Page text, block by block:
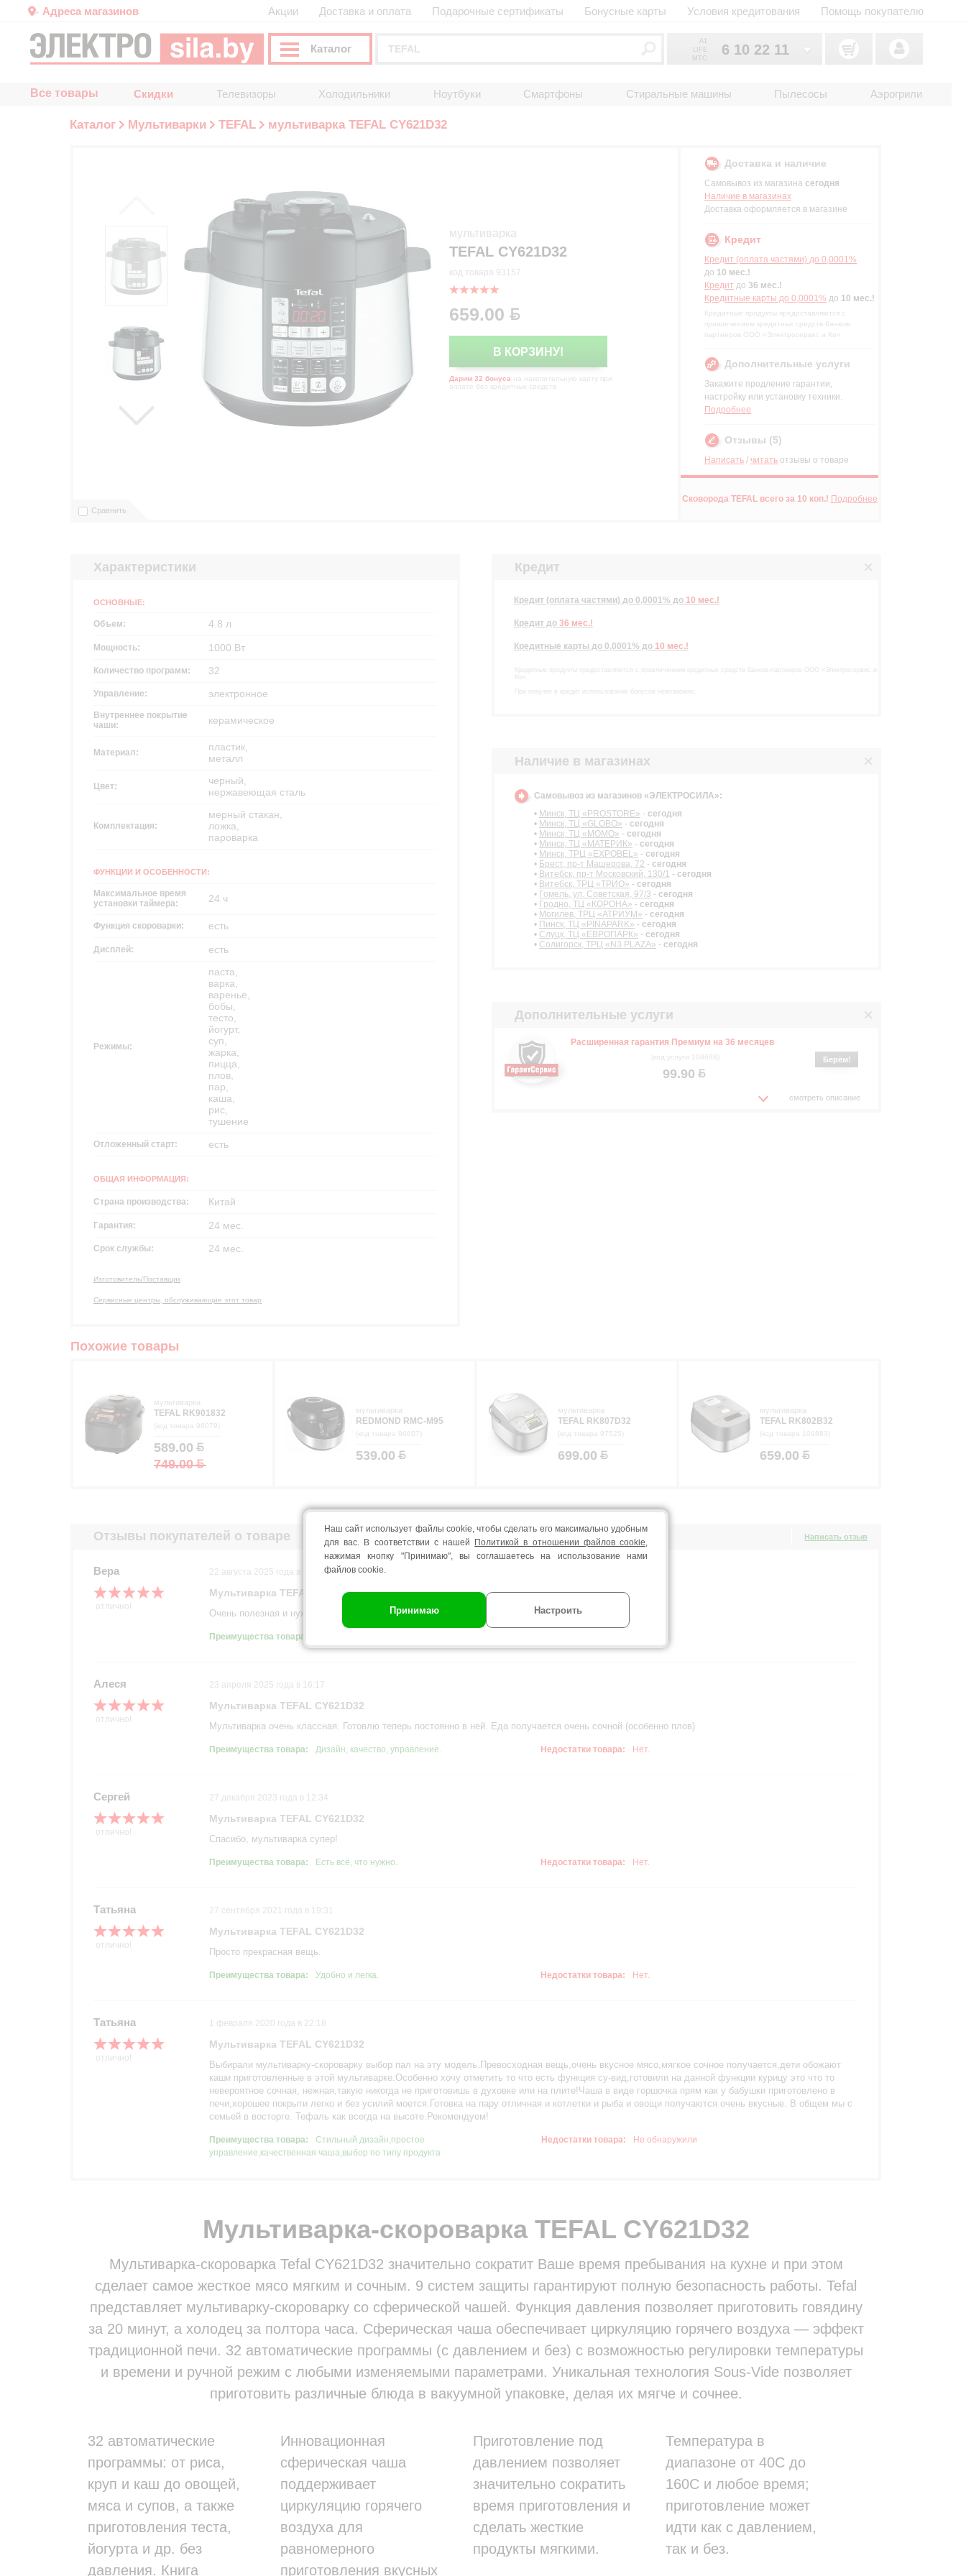
Адреса магазинов Акции Доставка и оплата Подарочные сертификаты Бонусные карты Условия кредитования Помощь покупателю
Каталог
A1
LIFE
MTC
6 10 22 11
Все товары Скидки Телевизоры Холодильники Ноутбуки Смартфоны Стиральные машины Пылесосы Аэрогрили
Каталог Мультиварки TEFAL мультиварка TEFAL CY621D32
Доставка и наличие
Самовывоз из магазина сегодня
Наличие в магазинах
Доставка оформляется в магазине
Кредит
Кредит (оплата частями) до 0,0001%
до 10 мес.!
Кредит до 36 мес.!
Кредитные карты до 0,0001% до 10 мес.!
Кредитные продукты предоставляются с
привлечением кредитных средств банков-
партнеров ООО «Электросервис и Ко».
Дополнительные услуги
Закажите продление гарантии,
настройку или установку техники.
Подробнее
Отзывы (5)
Написать / читать отзывы о товаре
Сковорода TEFAL всего за 10 коп.! Подробнее
мультиварка
TEFAL CY621D32
код товара 93157
659.00
р
В КОРЗИНУ!
Дарим 32 бонуса на накопительную карту при
оплате без кредитных средств
Сравнить
Характеристики
ОСНОВНЫЕ:
Объем: 4.8 л
Мощность: 1000 Вт
Количество программ: 32
Управление: электронное
Внутреннее покрытие
чаши:
керамическое
Материал:
пластик,
металл
Цвет:
черный,
нержавеющая сталь
Комплектация:
мерный стакан,
ложка,
пароварка
ФУНКЦИИ И ОСОБЕННОСТИ:
Максимальное время
установки таймера:
24 ч
Функция скороварки: есть
Дисплей: есть
Режимы:
паста,
варка,
варенье,
бобы,
тесто,
йогурт,
суп,
жарка,
пицца,
плов,
пар,
каша,
рис,
тушение
Отложенный старт: есть
ОБЩАЯ ИНФОРМАЦИЯ:
Страна производства: Китай
Гарантия: 24 мес.
Срок службы: 24 мес.
Изготовитель/Поставщик
Сервисные центры, обслуживающие этот товар
Кредит
Кредит (оплата частями) до 0,0001% до 10 мес.!
Кредит до 36 мес.!
Кредитные карты до 0,0001% до 10 мес.!
Кредитные продукты предоставляются с привлечением кредитных средств банков-партнеров ООО «Электросервис и
Ко».
При покупке в кредит использование бонусов невозможно.
Наличие в магазинах
Самовывоз из магазинов «ЭЛЕКТРОСИЛА»:
• Минск, ТЦ «PROSTORE» - сегодня
• Минск, ТЦ «GLOBO» - сегодня
• Минск, ТЦ «МОМО» - сегодня
• Минск, ТЦ «МАТЕРИК» - сегодня
• Минск, ТРЦ «EXPOBEL» - сегодня
• Брест, пр-т Машерова, 72 - сегодня
• Витебск, пр-т Московский, 130/1 - сегодня
• Витебск, ТРЦ «ТРИО» - сегодня
• Гомель, ул. Советская, 97/3 - сегодня
• Гродно, ТЦ «КОРОНА» - сегодня
• Могилев, ТРЦ «АТРИУМ» - сегодня
• Пинск, ТЦ «PINAPARK» - сегодня
• Слуцк, ТЦ «ЕВРОПАРК» - сегодня
• Солигорск, ТРЦ «N3 PLAZA» - сегодня
Дополнительные услуги
Расширенная гарантия Премиум на 36 месяцев
(код услуги 108688)
99.90
Берём!
смотреть описание
Похожие товары
мультиварка
TEFAL RK901832
(код товара 96079)
589.00
р
749.00
р
мультиварка
REDMOND RMC-M95
(код товара 96607)
539.00
р
мультиварка
TEFAL RK807D32
(код товара 97525)
699.00
мультиварка
TEFAL RK802B32
(код товара 109883)
659.00
Написать отзыв
Отзывы покупателей о товаре
22 августа 2025 года в 14:10
Вера
отлично!
Мультиварка TEFAL CY621D32
Очень полезная и нужная вещь. Рекомендую.
Преимущества товара:
23 апреля 2025 года в 16:17
Алеся
отлично!
Мультиварка TEFAL CY621D32
Мультиварка очень классная. Готовлю теперь постоянно в ней. Еда получается очень сочной (особенно плов)
Преимущества товара: Дизайн, качество, управление. Недостатки товара: Нет.
27 декабря 2023 года в 12:34
Сергей
отлично!
Мультиварка TEFAL CY621D32
Спасибо, мультиварка супер!
Преимущества товара: Есть всё, что нужно. Недостатки товара: Нет.
27 сентября 2021 года в 19:31
Татьяна
отлично!
Мультиварка TEFAL CY621D32
Просто прекрасная вещь.
Преимущества товара: Удобно и легка. Недостатки товара: Нет.
1 февраля 2020 года в 22:18
Татьяна
отлично!
Мультиварка TEFAL CY621D32
Выбирали мультиварку-скороварку выбор пал на эту модель.Превосходная вещь,очень вкусное мясо,мягкое сочное получается,дети обожают
каши приготовленные в этой мультиварке.Особенно хочу отметить то что есть функция су-вид,готовили на данной функции курицу это что то
невероятное сочная, нежная,такую никогда не приготовишь в духовке или на плите!Чаша в виде горшочка прям как у бабушки приготовлено в
печи,хорошее покрыти легко и без усилий моется.Готовка на пару отличная и котлетки и рыба и овощи получаются очень вкусные. В общем мы с
семьей в восторге. Тефаль как всегда на высоте.Рекомендуем!
Преимущества товара:
Стильный дизайн,простое
управление,качественная чаша,выбор по типу продукта
Недостатки товара: Не обнаружили
Мультиварка-скороварка TEFAL CY621D32
Мультиварка-скороварка Tefal CY621D32 значительно сократит Ваше время пребывания на кухне и при этом
сделает самое жесткое мясо мягким и сочным. 9 систем защиты гарантируют полную безопасность работы. Tefal
представляет мультиварку-скороварку со сферической чашей. Функция давления позволяет приготовить говядину
за 20 минут, а холодец за полтора часа. Сферическая чаша обеспечивает циркуляцию горячего воздуха — эффект
традиционной печи. 32 автоматические программы (с давлением и без) с возможностью регулировки температуры
и времени и ручной режим с любыми изменяемыми параметрами. Уникальная технология Sous-Vide позволяет
приготовить различные блюда в вакуумной упаковке, делая их мягче и сочнее.
32 автоматические
программы: от риса,
круп и каш до овощей,
мяса и супов, а также
приготовления теста,
йогурта и др. без
давления. Книга
Инновационная
сферическая чаша
поддерживает
циркуляцию горячего
воздуха для
равномерного
приготовления вкусных
Приготовление под
давлением позволяет
значительно сократить
время приготовления и
сделать жесткие
продукты мягкими.
Температура в
диапазоне от 40С до
160С и любое время;
приготовление может
идти как с давлением,
так и без.
Наш сайт использует файлы cookie, чтобы сделать его максимально удобным
для вас. В соответствии с нашей
Политикой в отношении файлов cookie,
нажимая кнопку "Принимаю", вы соглашаетесь на использование нами
файлов cookie.
Принимаю Настроить